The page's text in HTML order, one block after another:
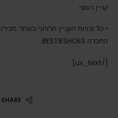
קניין רוחני
• כל זכויות הקניין הרוחני באתר
החברה BESTIESHOES
[/ux_text]
SHARE